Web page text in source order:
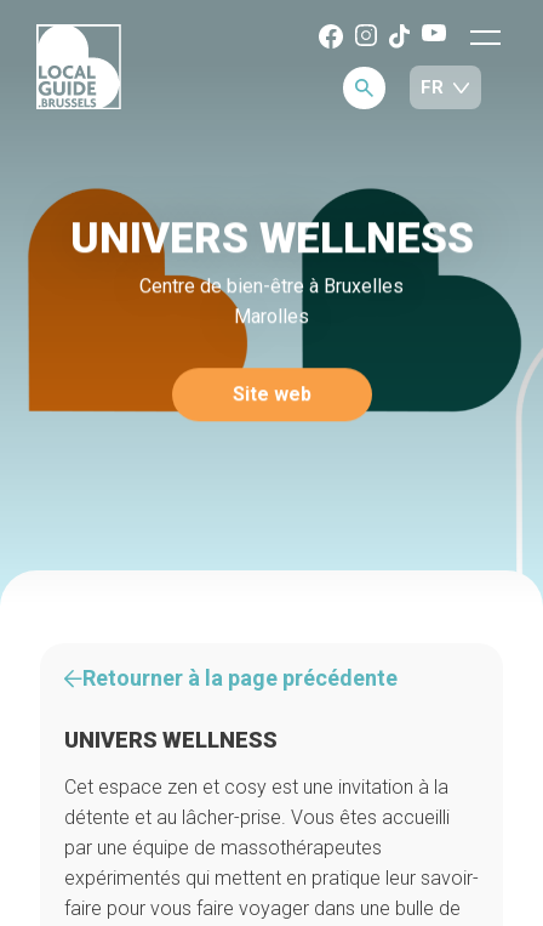
UNIVERS WELLNESS
Centre de bien-être à Bruxelles
Marolles
Site web
Retourner à la page précédente
UNIVERS WELLNESS
Cet espace zen et cosy est une invitation à la
détente et au lâcher-prise. Vous êtes accueilli
par une équipe de massothérapeutes
expérimentés qui mettent en pratique leur savoir-
faire pour vous faire voyager dans une bulle de